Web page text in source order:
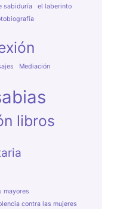
sabiduría
el laberinto
Mediación
libros
mayores
contra las mujeres